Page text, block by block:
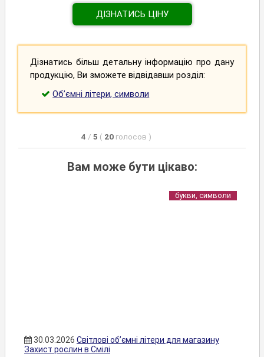
ДІЗНАТИСЬ ЦІНУ
Дізнатись більш детальну інформацію про дану
продукцію, Ви зможете відвідавши розділ:
Об’ємні літери, символи
4 / 5 ( 20 голосов )
Вам може бути цікаво:
букви, символи
30.03.2026 Світлові об’ємні літери для магазину
Захист рослин в Смілі